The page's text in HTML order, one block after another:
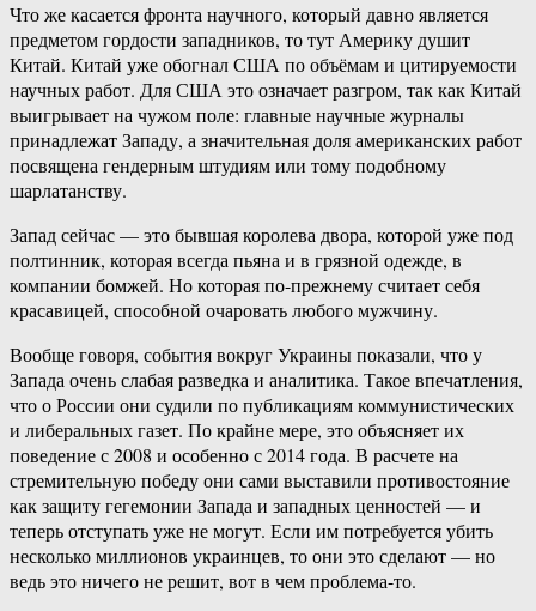
Что же касается фронта научного, который давно является
предметом гордости западников, то тут Америку душит
Китай. Китай уже обогнал США по объёмам и цитируемости
научных работ. Для США это означает разгром, так как Китай
выигрывает на чужом поле: главные научные журналы
принадлежат Западу, а значительная доля американских работ
посвящена гендерным штудиям или тому подобному
шарлатанству.
Запад сейчас — это бывшая королева двора, которой уже под
полтинник, которая всегда пьяна и в грязной одежде, в
компании бомжей. Но которая по-прежнему считает себя
красавицей, способной очаровать любого мужчину.
Вообще говоря, события вокруг Украины показали, что у
Запада очень слабая разведка и аналитика. Такое впечатления,
что о России они судили по публикациям коммунистических
и либеральных газет. По крайне мере, это объясняет их
поведение с 2008 и особенно с 2014 года. В расчете на
стремительную победу они сами выставили противостояние
как защиту гегемонии Запада и западных ценностей — и
теперь отступать уже не могут. Если им потребуется убить
несколько миллионов украинцев, то они это сделают — но
ведь это ничего не решит, вот в чем проблема-то.